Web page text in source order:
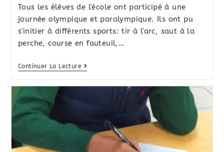
Tous les élèves de l'école ont participé à une
journée olympique et paralympique. Ils ont pu
s'initier à différents sports: tir à l'arc, saut à la
perche, course en fauteuil,…
Continuer La Lecture